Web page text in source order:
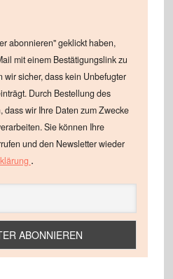
abonnieren" geklickt haben,
mit einem Bestätigungslink zu
wir sicher, dass kein Unbefugter
Durch Bestellung des
dass wir Ihre Daten zum Zwecke
Sie können Ihre
und den Newsletter wieder
.